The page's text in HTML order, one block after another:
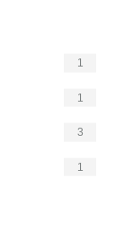
1
1
3
1